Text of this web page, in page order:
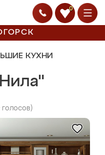
0
КУХНИ
голосов)